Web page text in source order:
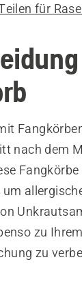
für
nach dem
zu
zu